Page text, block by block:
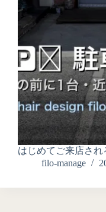
はじめてご来店さ
filo-manage